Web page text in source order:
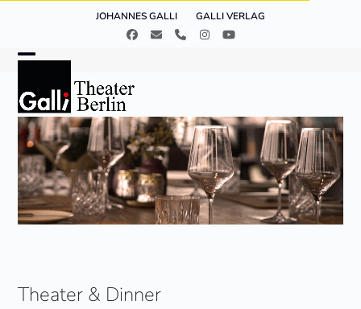
JOHANNES GALLI GALLI VERLAG
Facebook
E- TelefonInstagramYouTube
mobile
menu
mobile
menu
Theater & Dinner